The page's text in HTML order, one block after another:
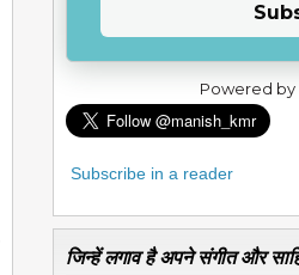
Powered by
Subscribe in a reader
जिन्हें लगाव है अपने संगीत और